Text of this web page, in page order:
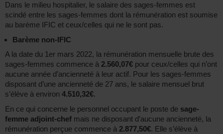
Dans le milieu hospitalier, le salaire des sages-femmes est
scindé entre les sages-femmes dont la rémunération est soumise
au barème IFIC et ceux/celles qui ne le sont pas.
Barème non-IFIC
A la date du 1er mars 2022, la rémunération mensuelle brute des
sages-femmes commence à 2.560,07€ pour ceux/celles qui n’ont
aucune année d’ancienneté à leur actif. Pour les sages-femmes
disposant d’une ancienneté de 27 ans, le salaire mensuel brut
s’élève à environ 4.510,32€.
En ce qui concerne le personnel occupant le poste de sage-
femme adjoint-chef mais ne disposant d’aucune ancienneté, la
rémunération perçue commence à 2.877,50€. Elle s’élève à